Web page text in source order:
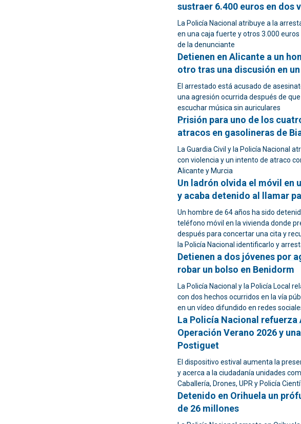
sustraer 6.400 euros en dos
La Policía Nacional atribuye a la
en una caja fuerte y otros 3.000
de la denunciante
Detienen en Alicante a un
otro tras una discusión en
El arrestado está acusado de
una agresión ocurrida después de
escuchar música sin auriculares
Prisión para uno de los
atracos en gasolineras de
La Guardia Civil y la Policía Nacional
con violencia y un intento de atraco
Alicante y Murcia
Un ladrón olvida el móvil en
y acaba detenido al llamar
Un hombre de 64 años ha sido
teléfono móvil en la vivienda donde
después para concertar una cita y
la Policía Nacional identificarlo y
Detienen a dos jóvenes por
robar un bolso en Benidorm
La Policía Nacional y la Policía Local
con dos hechos ocurridos en la vía
en un vídeo difundido en redes
La Policía Nacional refuerza
Operación Verano 2026 y
Postiguet
El dispositivo estival aumenta la
y acerca a la ciudadanía unidades
Caballería, Drones, UPR y Policía
Detenido en Orihuela un
de 26 millones